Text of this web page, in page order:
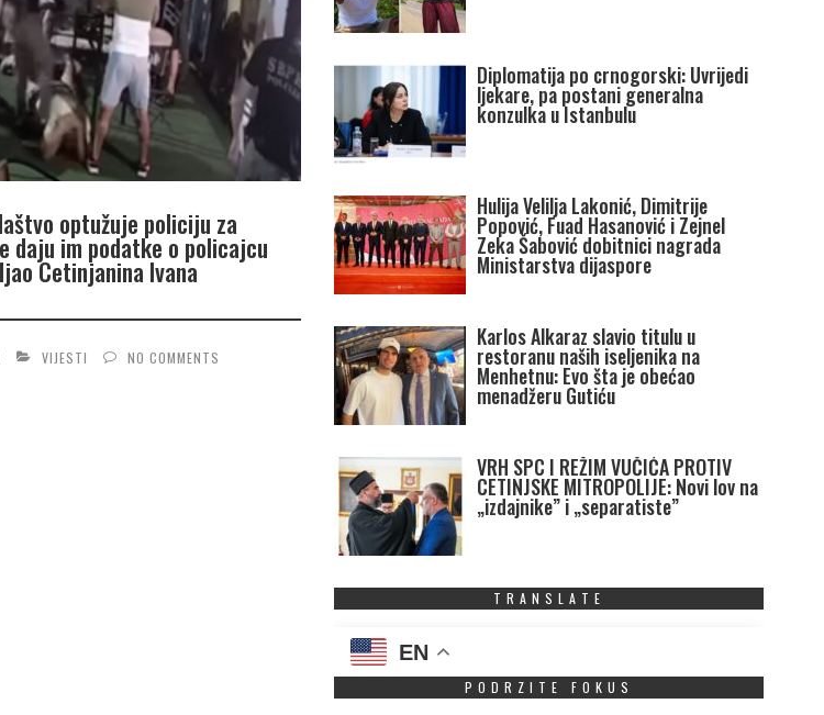
optužuje policiju za
daju im podatke o policajcu
Cetinjanina Ivana
VIJESTI NO COMMENTS
Diplomatija po crnogorski: Uvrijedi
ljekare, pa postani generalna
konzulka u Istanbulu
Hulija Velilja Lakonić, Dimitrije
Popović, Fuad Hasanović i Zejnel
Zeka Šabović dobitnici nagrada
Ministarstva dijaspore
Karlos Alkaraz slavio titulu u
restoranu naših iseljenika na
Menhetnu: Evo šta je obećao
menadžeru Gutiću
VRH SPC I REŽIM VUČIĆA PROTIV
CETINJSKE MITROPOLIJE: Novi lov na
„izdajnike” i „separatiste”
TRANSLATE
EN
PODRZITE FOKUS